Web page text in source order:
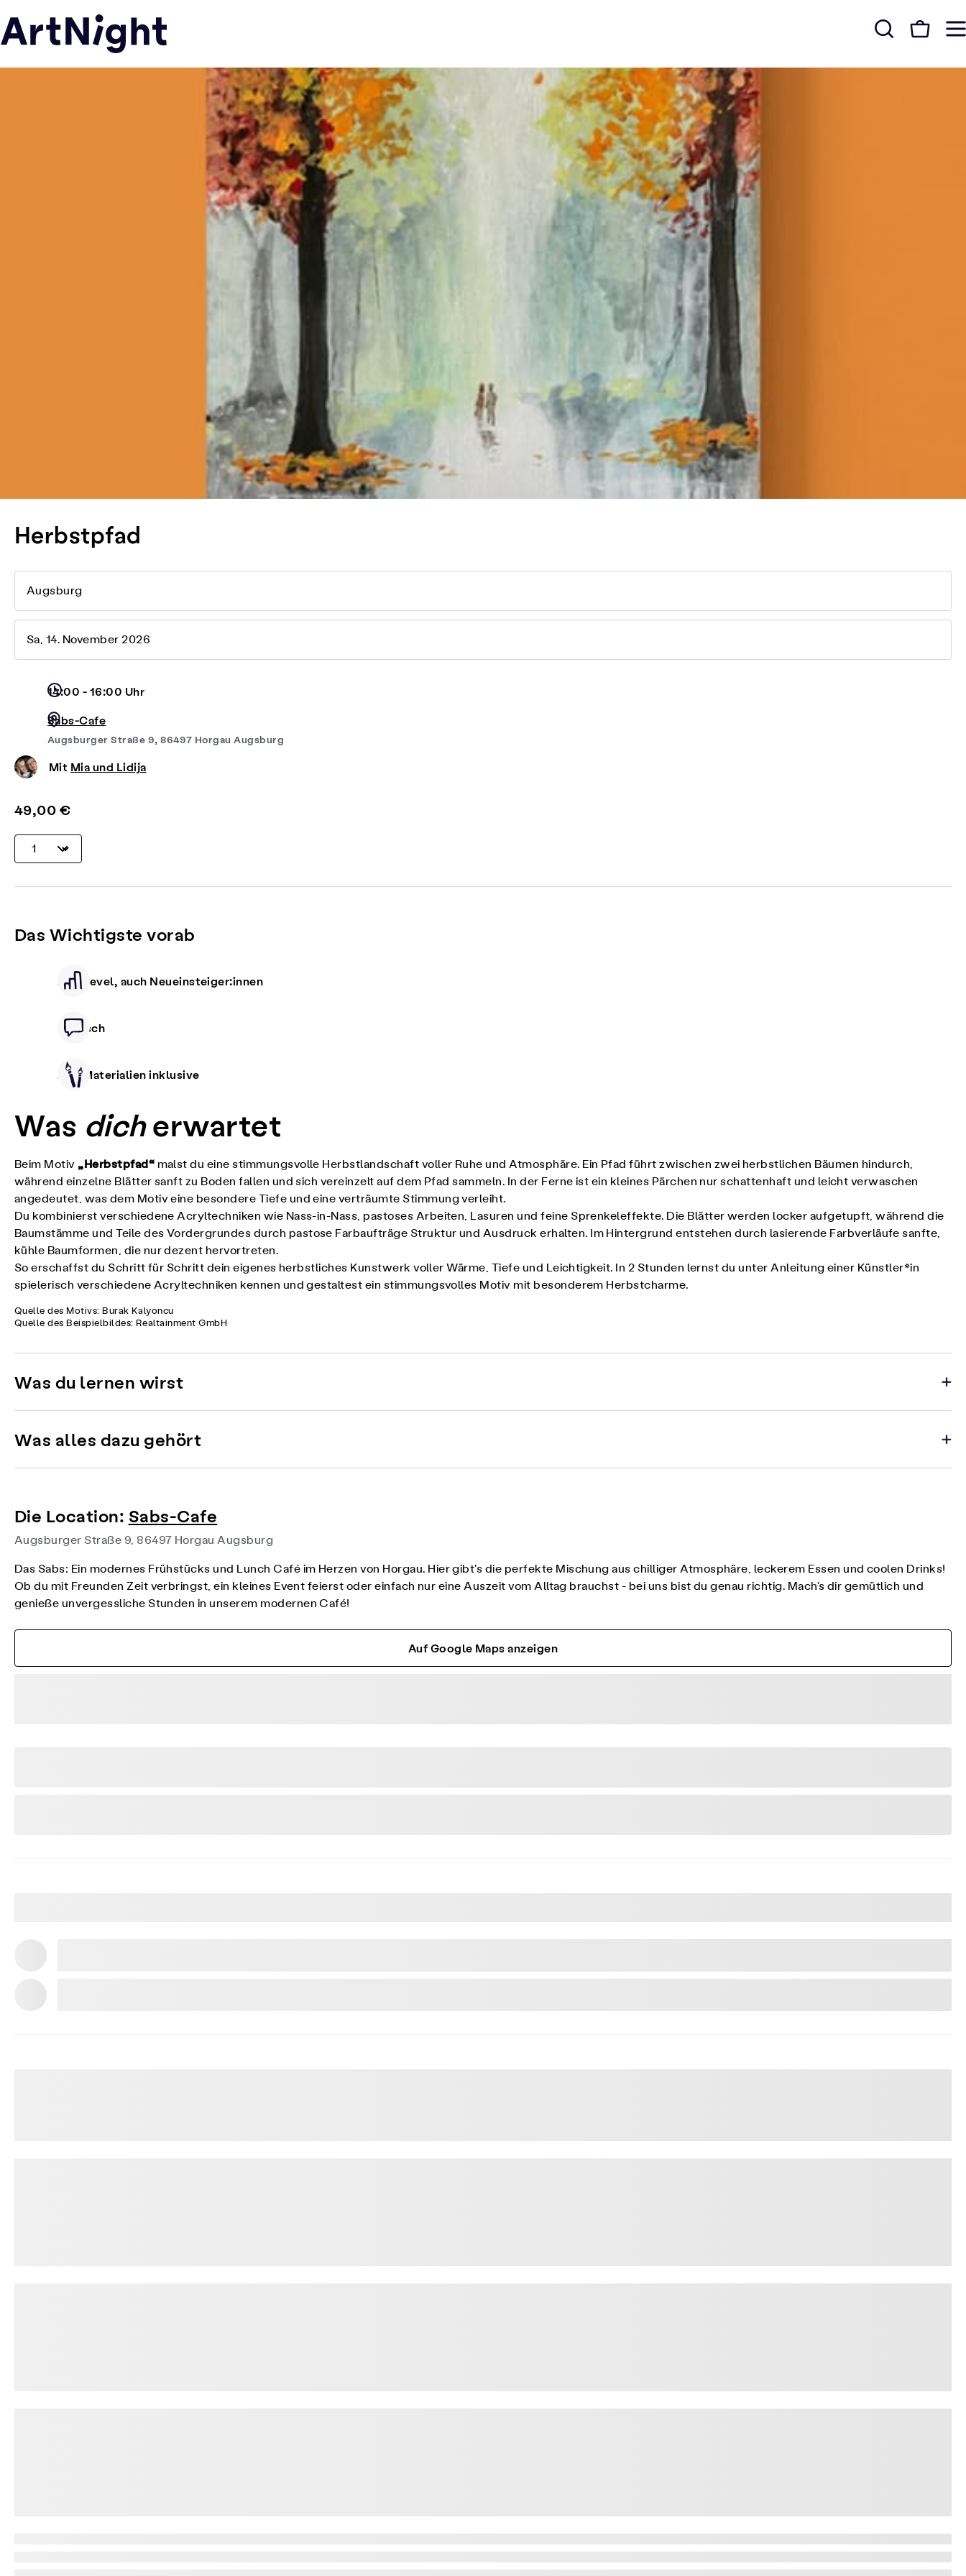
Herbstpfad
Augsburg
Sa, 14. November 2026
14:00 - 16:00 Uhr
Sabs-Cafe
Augsburger Straße 9, 86497 Horgau Augsburg
Mit Mia und Lidija
49,00 €
Das Wichtigste vorab
Alle Level, auch Neueinsteiger:innen
Deutsch
Alle Materialien inklusive
Was dicherwartet
Beim Motiv„Herbstpfad“ malst du eine stimmungsvolle Herbstlandschaft voller Ruhe und Atmosphäre. Ein Pfad führt zwischen zwei herbstlichen Bäumen hindurch,
während einzelne Blätter sanft zu Boden fallen und sich vereinzelt auf dem Pfad sammeln. In der Ferne ist ein kleines Pärchen nur schattenhaft und leicht verwaschen
angedeutet, was dem Motiv eine besondere Tiefe und eine verträumte Stimmung verleiht.
Du kombinierst verschiedene Acryltechniken wie Nass-in-Nass, pastoses Arbeiten, Lasuren und feine Sprenkeleffekte. Die Blätter werden locker aufgetupft, während die
Baumstämme und Teile des Vordergrundes durch pastose Farbaufträge Struktur und Ausdruck erhalten. Im Hintergrund entstehen durch lasierende Farbverläufe sanfte,
kühle Baumformen, die nur dezent hervortreten.
So erschaffst du Schritt für Schritt dein eigenes herbstliches Kunstwerk voller Wärme, Tiefe und Leichtigkeit. In 2 Stunden lernst du unter Anleitung einer Künstler*in
spielerisch verschiedene Acryltechniken kennen und gestaltest ein stimmungsvolles Motiv mit besonderem Herbstcharme.
Quelle des Motivs: Burak Kalyoncu
Quelle des Beispielbildes: Realtainment GmbH
Was du lernen wirst
Was alles dazu gehört
Die Location: Sabs-Cafe
Augsburger Straße 9, 86497 Horgau Augsburg
Das Sabs: Ein modernes Frühstücks und Lunch Café im Herzen von Horgau. Hier gibt's die perfekte Mischung aus chilliger Atmosphäre, leckerem Essen und coolen Drinks!
Ob du mit Freunden Zeit verbringst, ein kleines Event feierst oder einfach nur eine Auszeit vom Alltag brauchst - bei uns bist du genau richtig. Mach's dir gemütlich und
genieße unvergessliche Stunden in unserem modernen Café!
Auf Google Maps anzeigen